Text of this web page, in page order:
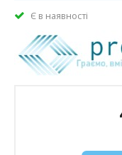
Є в наявності